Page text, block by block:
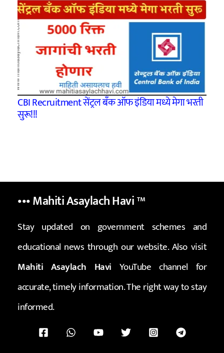
CBI Recruitment सेंट्रल बँक ऑफ इंडिया मध्ये मेगा भरती
सुरू!!!
••• Mahiti Asaylach Havi™
Stay updated on government schemes and
educational news through our website. Also visit
Mahiti Asaylach Havi YouTube channel for
accurate, timely information. The right way to stay
informed.